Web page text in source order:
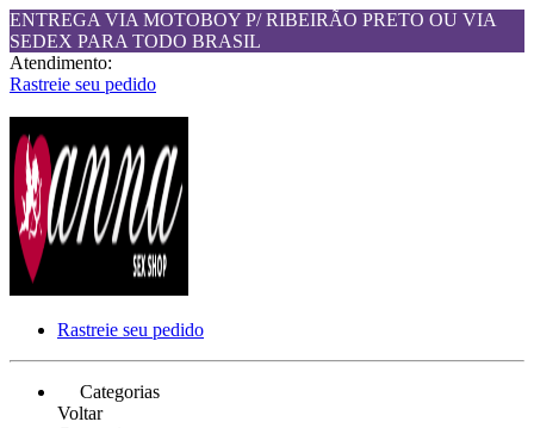
ENTREGA VIA MOTOBOY P/ RIBEIRÃO PRETO OU VIA
SEDEX PARA TODO BRASIL
Atendimento:
Rastreie seu pedido
Rastreie seu pedido
Categorias
Voltar